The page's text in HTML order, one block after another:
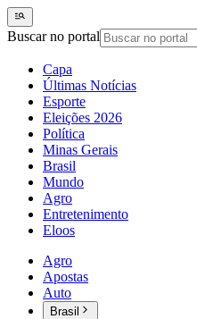
Buscar no portal
Capa
Últimas Notícias
Esporte
Eleições 2026
Política
Minas Gerais
Brasil
Mundo
Agro
Entretenimento
Eloos
Agro
Apostas
Auto
Brasil